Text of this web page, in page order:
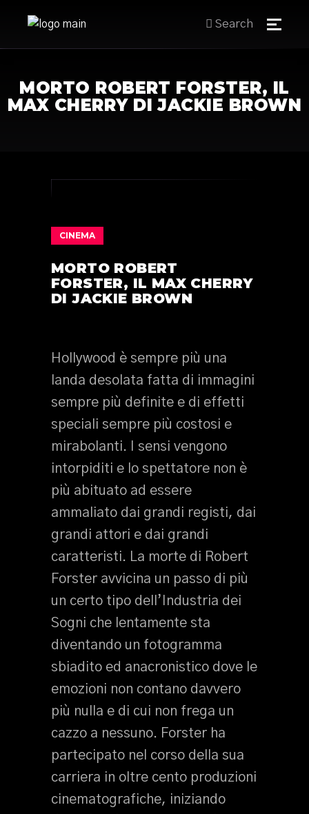
Search
MORTO ROBERT FORSTER, IL
MAX CHERRY DI JACKIE BROWN
CINEMA
MORTO ROBERT
FORSTER, IL MAX CHERRY
DI JACKIE BROWN
Hollywood è sempre più una
landa desolata fatta di immagini
sempre più definite e di effetti
speciali sempre più costosi e
mirabolanti. I sensi vengono
intorpiditi e lo spettatore non è
più abituato ad essere
ammaliato dai grandi registi, dai
grandi attori e dai grandi
caratteristi. La morte di Robert
Forster avvicina un passo di più
un certo tipo dell’Industria dei
Sogni che lentamente sta
diventando un fotogramma
sbiadito ed anacronistico dove le
emozioni non contano davvero
più nulla e di cui non frega un
cazzo a nessuno. Forster ha
partecipato nel corso della sua
carriera in oltre cento produzioni
cinematografiche, iniziando